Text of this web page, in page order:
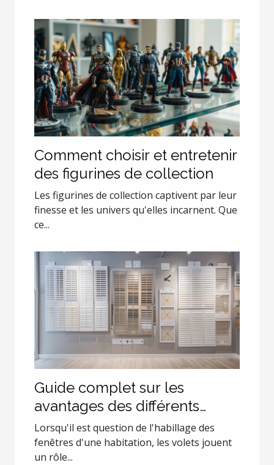
Comment choisir et entretenir
des figurines de collection
Les figurines de collection captivent par leur
finesse et les univers qu'elles incarnent. Que
ce...
Guide complet sur les
avantages des différents
types de volets
Lorsqu'il est question de l'habillage des
fenêtres d'une habitation, les volets jouent
un rôle...